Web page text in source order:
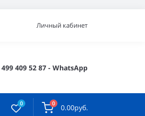
Личный кабинет
499 409 52 87 - WhatsApp
0 0 0.00руб.